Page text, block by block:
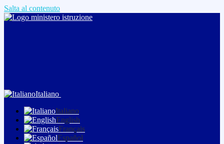
Salta al contenuto
Italiano
Italiano
English
Français
Español